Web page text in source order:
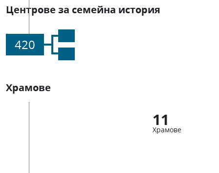
Центрове за семейна история
420
Храмове
11
Храмове